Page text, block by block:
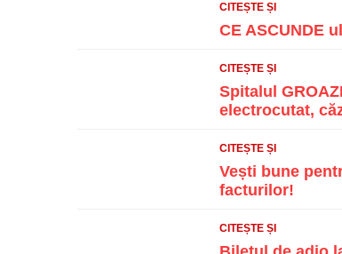
CITEȘTE ȘI
CE ASCUNDE
CITEȘTE ȘI
Spitalul
electrocutat,
CITEȘTE ȘI
Vești bune
facturilor!
CITEȘTE ȘI